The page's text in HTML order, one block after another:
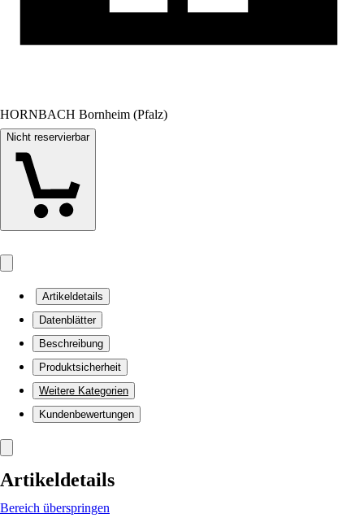
HORNBACH Bornheim (Pfalz)
Nicht reservierbar
Artikeldetails
Datenblätter
Beschreibung
Produktsicherheit
Weitere Kategorien
Kundenbewertungen
Artikeldetails
Bereich überspringen